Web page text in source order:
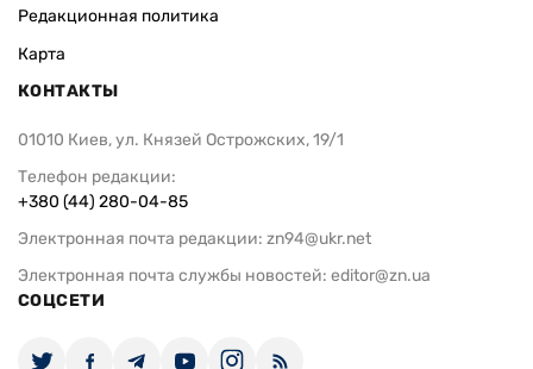
Редакционная политика
Карта
КОНТАКТЫ
01010 Киев, ул. Князей Острожских, 19/1
Телефон редакции:
+380 (44) 280-04-85
Электронная почта редакции: zn94@ukr.net
Электронная почта службы новостей: editor@zn.ua
СОЦСЕТИ